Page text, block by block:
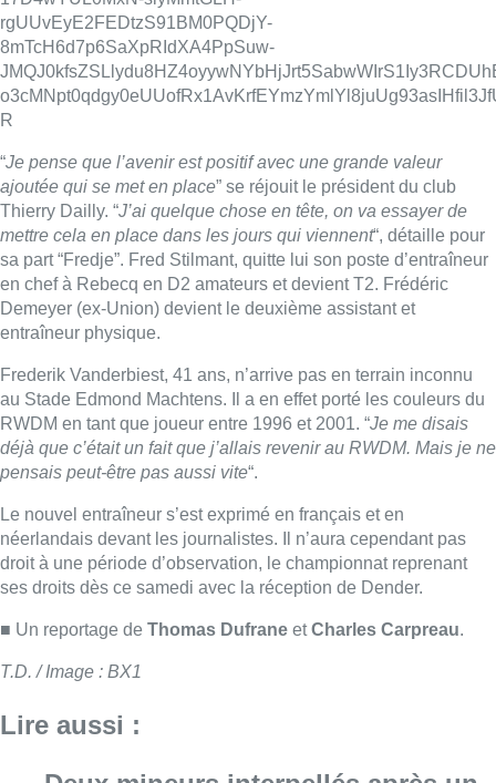
Demeyer (ex-Union) devient le deuxième assistant et
entraîneur physique.
Frederik Vanderbiest, 41 ans, n’arrive pas en terrain inconnu
au Stade Edmond Machtens. Il a en effet porté les couleurs du
RWDM en tant que joueur entre 1996 et 2001. “
déjà que c’était un fait que j’allais revenir au RWDM. Mais je ne
pensais peut-être pas aussi vite
Le nouvel entraîneur s’est exprimé en français et en
néerlandais devant les journalistes. Il n’aura cependant pas
droit à une période d’observation, le championnat reprenant
ses droits dès ce samedi avec la réception de Dender.
■ Un reportage deThomas Dufrane
T.D. / Image : BX1
Lire aussi :
Deux mineurs interpellés après un
vol à main armée dans un
commerce bruxellois